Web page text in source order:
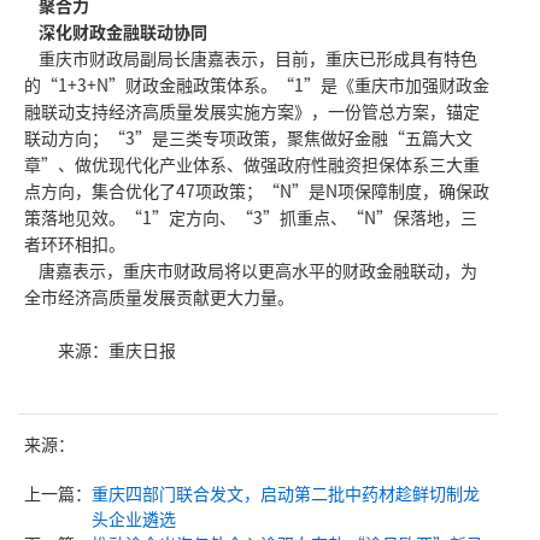
聚合力
深化财政金融联动协同
重庆市财政局副局长唐嘉表示，目前，重庆已形成具有特色
的“1+3+N”财政金融政策体系。“1”是《重庆市加强财政金
融联动支持经济高质量发展实施方案》，一份管总方案，锚定
联动方向；“3”是三类专项政策，聚焦做好金融“五篇大文
章”、做优现代化产业体系、做强政府性融资担保体系三大重
点方向，集合优化了47项政策；“N”是N项保障制度，确保政
策落地见效。“1”定方向、“3”抓重点、“N”保落地，三
者环环相扣。
唐嘉表示，重庆市财政局将以更高水平的财政金融联动，为
全市经济高质量发展贡献更大力量。
来源：重庆日报
来源：
上一篇： 重庆四部门联合发文，启动第二批中药材趁鲜切制龙
头企业遴选